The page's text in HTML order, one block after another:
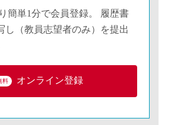
簡単1分で会員登録。 履歴書
し（教員志望者のみ）を提出
料 オンライン登録